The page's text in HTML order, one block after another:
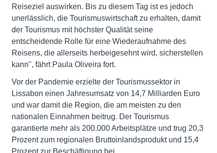
Reiseziel auswirken. Bis zu diesem Tag ist es jedoch
unerlässlich, die Tourismuswirtschaft zu erhalten, damit
der Tourismus mit höchster Qualität seine
entscheidende Rolle für eine Wiederaufnahme des
Reisens, die allerseits herbeigesehnt wird, sicherstellen
kann", fährt Paula Oliveira fort.
Vor der Pandemie erzielte der Tourismussektor in
Lissabon einen Jahresumsatz von 14,7 Milliarden Euro
und war damit die Region, die am meisten zu den
nationalen Einnahmen beitrug. Der Tourismus
garantierte mehr als 200.000 Arbeitsplätze und trug 20,3
Prozent zum regionalen Bruttoinlandsprodukt und 15,4
Prozent zur Beschäftigung bei.